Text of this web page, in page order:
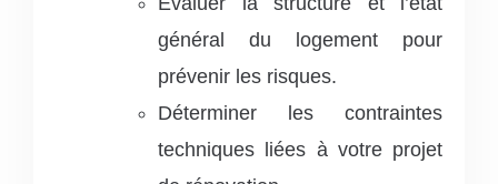
général du logement pour
prévenir les risques.
Déterminer les contraintes
techniques liées à votre projet